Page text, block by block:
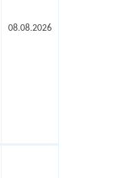
08.08.2026